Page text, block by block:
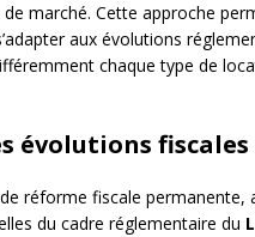
marché. Cette approche
aux évolutions
chaque type de
évolutions fiscales
réforme fiscale permanente,
du cadre réglementaire du